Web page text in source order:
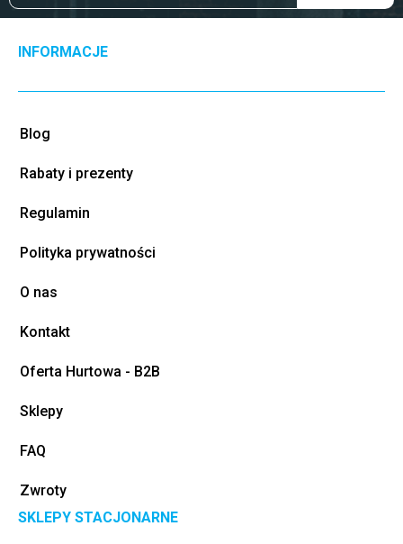
INFORMACJE
Blog
Rabaty i prezenty
Regulamin
Polityka prywatności
O nas
Kontakt
Oferta Hurtowa - B2B
Sklepy
FAQ
Zwroty
SKLEPY STACJONARNE